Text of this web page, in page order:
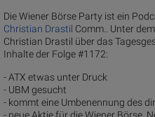
Die Wiener Börse Party ist ein
Christian Drastil Comm.. Unter
Christian Drastil über das
Inhalte der Folge #1172:
- ATX etwas unter Druck
- UBM gesucht
- kommt eine Umbenennung des
- neue Aktie für die Wiener Börse,